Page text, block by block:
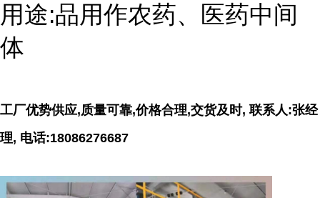
用途:品用作农药、医药中间
体
工厂优势供应,质量可靠,价格合理,交货及时, 联系人:张经
理, 电话:18086276687